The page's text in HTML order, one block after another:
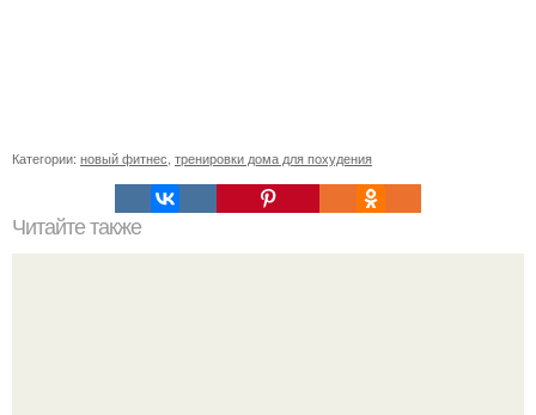
Категории: новый фитнес тренировки дома для похудения
Читайте также